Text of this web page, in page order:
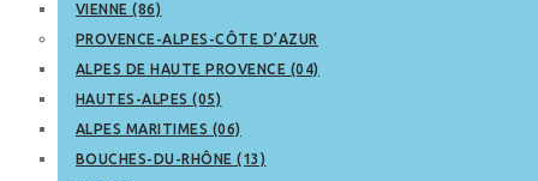
VIENNE (86)
PROVENCE-ALPES-CÔTE D’AZUR
ALPES DE HAUTE PROVENCE (04)
HAUTES-ALPES (05)
ALPES MARITIMES (06)
BOUCHES-DU-RHÔNE (13)